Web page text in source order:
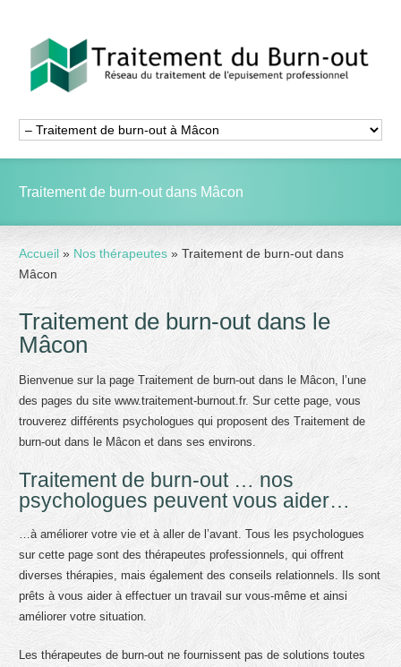
Traitement de burn-out dans Mâcon
Accueil » Nos thérapeutes » Traitement de burn-out dans
Mâcon
Traitement de burn-out dans le
Mâcon
Bienvenue sur la page Traitement de burn-out dans le Mâcon, l’une
des pages du site www.traitement-burnout.fr. Sur cette page, vous
trouverez différents psychologues qui proposent des Traitement de
burn-out dans le Mâcon et dans ses environs.
Traitement de burn-out … nos
psychologues peuvent vous aider…
…à améliorer votre vie et à aller de l’avant. Tous les psychologues
sur cette page sont des thérapeutes professionnels, qui offrent
diverses thérapies, mais également des conseils relationnels. Ils sont
prêts à vous aider à effectuer un travail sur vous-même et ainsi
améliorer votre situation.
Les thérapeutes de burn-out ne fournissent pas de solutions toutes